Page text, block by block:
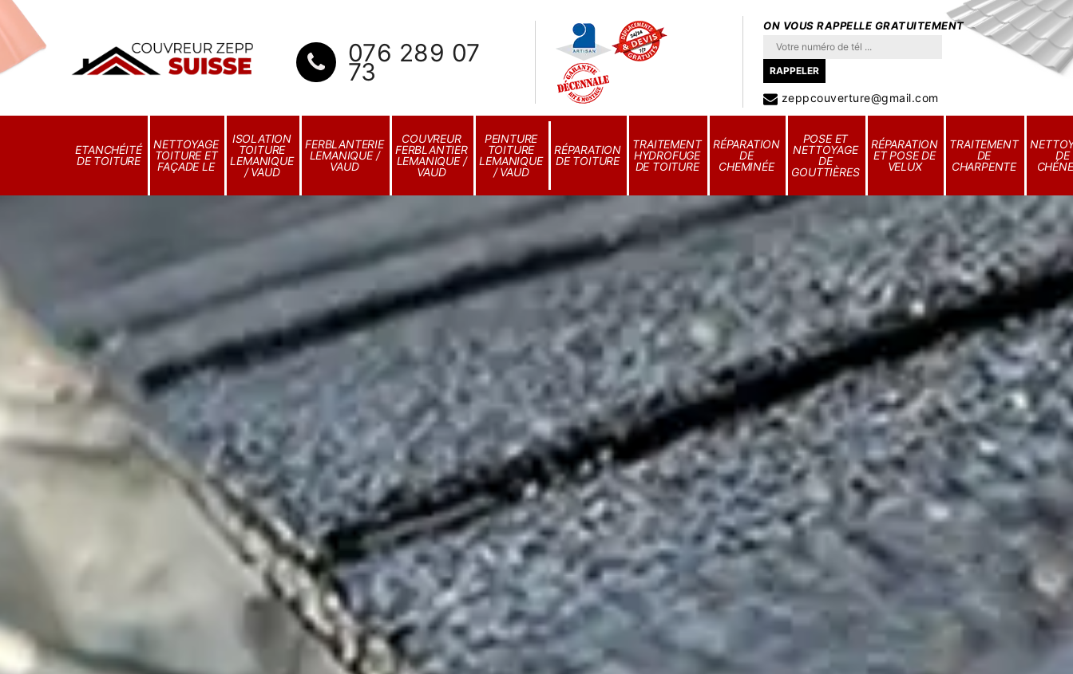
076 289 07
73
ON VOUS RAPPELLE GRATUITEMENT
zeppcouverture@gmail.com
ETANCHÉITÉ
DE TOITURE
NETTOYAGE
TOITURE ET
FAÇADE LE
ISOLATION
TOITURE
LEMANIQUE
/ VAUD
FERBLANTERIE
LEMANIQUE /
VAUD
COUVREUR
FERBLANTIER
LEMANIQUE /
VAUD
PEINTURE
TOITURE
LEMANIQUE
/ VAUD
RÉPARATION
DE TOITURE
TRAITEMENT
HYDROFUGE
DE TOITURE
RÉPARATION
DE
CHEMINÉE
POSE ET
NETTOYAGE
DE
GOUTTIÈRES
RÉPARATION
ET POSE DE
VELUX
TRAITEMENT
DE
CHARPENTE
DE